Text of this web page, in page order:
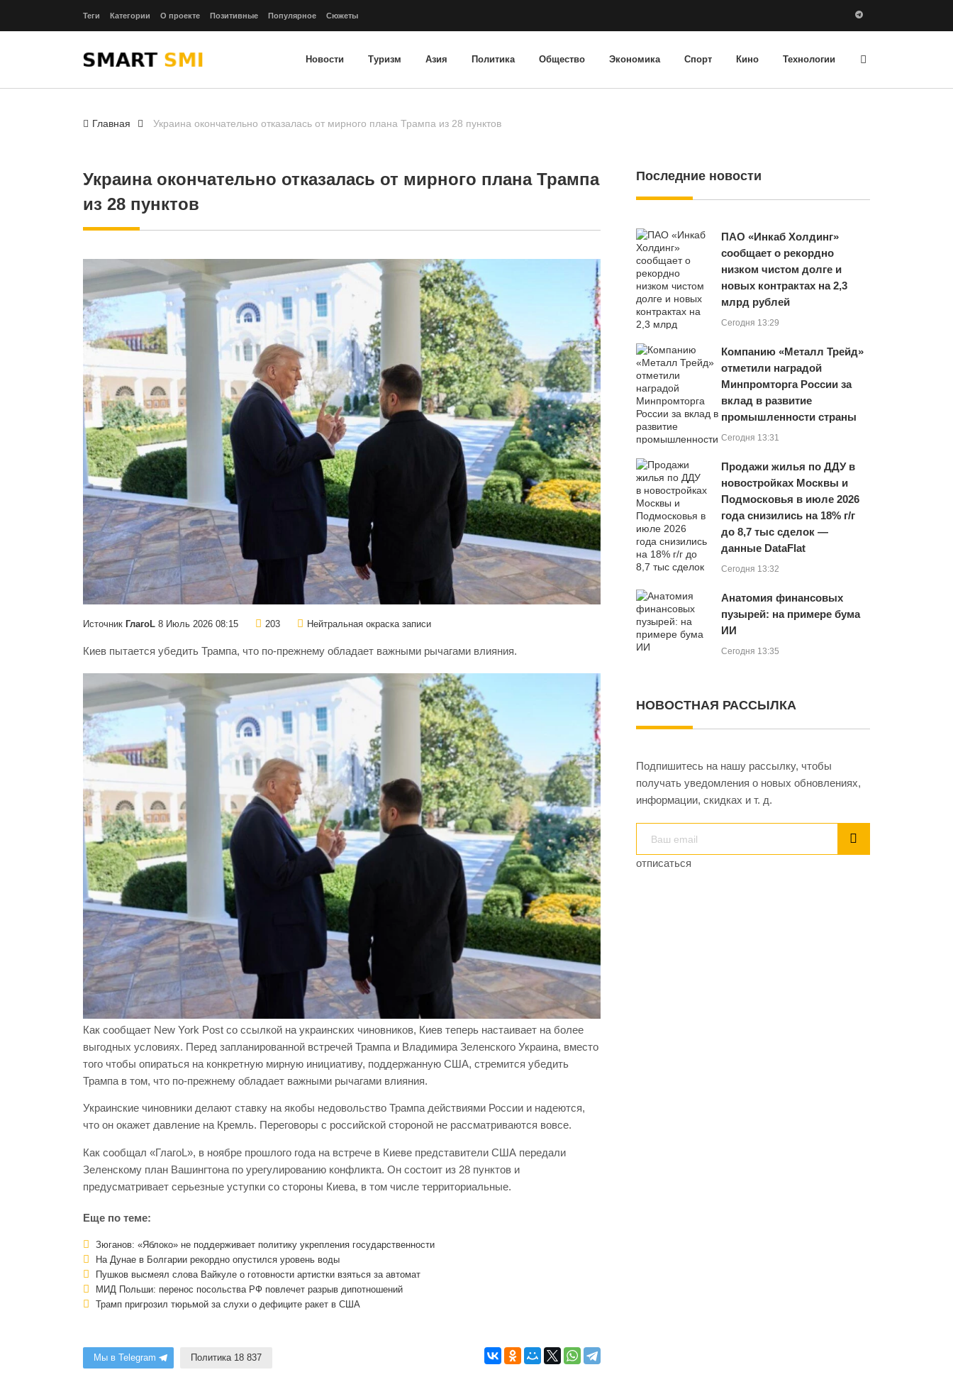
Теги Категории О проекте Позитивные Популярное Сюжеты
Новости Туризм Азия Политика Общество Экономика Спорт Кино Технологии
Главная Украина окончательно отказалась от мирного плана Трампа из 28 пунктов
Украина окончательно отказалась от мирного плана Трампа
из 28 пунктов
Источник ГлагоL 8 Июль 2026 08:15 203 Нейтральная окраска записи
Киев пытается убедить Трампа, что по-прежнему обладает важными рычагами влияния.
Как сообщает New York Post со ссылкой на украинских чиновников, Киев теперь настаивает на более
выгодных условиях. Перед запланированной встречей Трампа и Владимира Зеленского Украина, вместо
того чтобы опираться на конкретную мирную инициативу, поддержанную США, стремится убедить
Трампа в том, что по-прежнему обладает важными рычагами влияния.
Украинские чиновники делают ставку на якобы недовольство Трампа действиями России и надеются,
что он окажет давление на Кремль. Переговоры с российской стороной не рассматриваются вовсе.
Как сообщал «ГлагоL», в ноябре прошлого года на встрече в Киеве представители США передали
Зеленскому план Вашингтона по урегулированию конфликта. Он состоит из 28 пунктов и
предусматривает серьезные уступки со стороны Киева, в том числе территориальные.
Еще по теме:
Зюганов: «Яблоко» не поддерживает политику укрепления государственности
На Дунае в Болгарии рекордно опустился уровень воды
Пушков высмеял слова Вайкуле о готовности артистки взяться за автомат
МИД Польши: перенос посольства РФ повлечет разрыв дипотношений
Трамп пригрозил тюрьмой за слухи о дефиците ракет в США
Мы в Telegram Политика 18 837
Последние новости
ПАО «Инкаб Холдинг»
сообщает о рекордно
низком чистом долге и
новых контрактах на 2,3
млрд рублей
Сегодня 13:29
Компанию «Металл Трейд»
отметили наградой
Минпромторга России за
вклад в развитие
промышленности страны
Сегодня 13:31
Продажи жилья по ДДУ в
новостройках Москвы и
Подмосковья в июле 2026
года снизились на 18% г/г
до 8,7 тыс сделок —
данные DataFlat
Сегодня 13:32
Анатомия финансовых
пузырей: на примере бума
ИИ
Сегодня 13:35
НОВОСТНАЯ РАССЫЛКА
Подпишитесь на нашу рассылку, чтобы
получать уведомления о новых обновлениях,
информации, скидках и т. д.
отписаться